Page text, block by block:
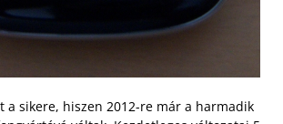
a sikere, hiszen 2012-re már a harmadik